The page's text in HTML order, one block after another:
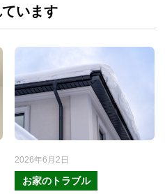
います
2026年6月2日
お家のトラブル